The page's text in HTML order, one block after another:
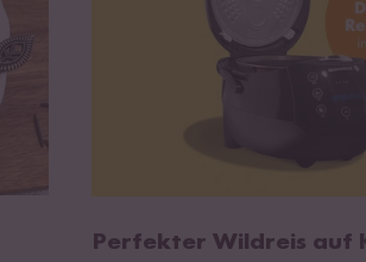
Perfekter Wildreis auf